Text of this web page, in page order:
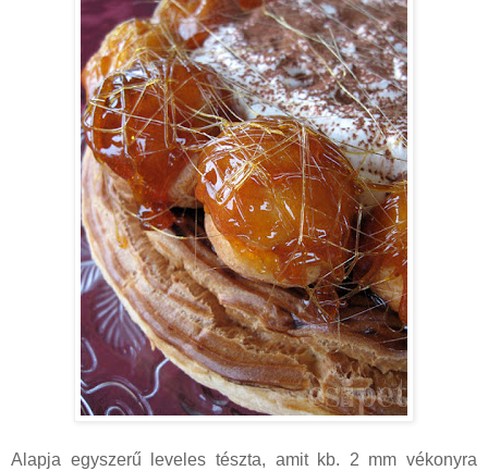
Alapja egyszerű leveles tészta, amit kb. 2 mm vékonyra